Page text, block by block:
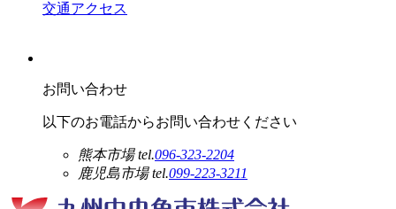
交通アクセス
お問い合わせ
以下のお電話からお問い合わせください
熊本市場 tel.096-323-2204
鹿児島市場 tel.099-223-3211